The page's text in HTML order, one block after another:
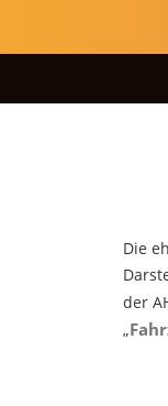
Die
der
„